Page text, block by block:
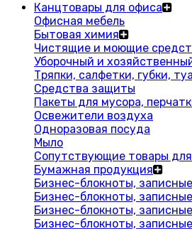
Канцтовары для офиса
Офисная мебель
Бытовая химия
Чистящие и моющие
Уборочный и
Тряпки, салфетки, губки,
Средства защиты
Пакеты для мусора,
Освежители воздуха
Одноразовая посуда
Мыло
Сопутствующие товары
Бумажная продукция
Бизнес-блокноты,
Бизнес-блокноты,
Бизнес-блокноты,
Бизнес-блокноты,